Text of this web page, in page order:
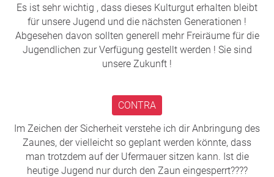
Die kürzlich vorgeschlagene Notlösung der Stadt
setzt den Pfusch am Sonnendeck noch weiter fort.
Statt die Promenade unnötig für eine halbe Million
Euro abzugraben, nur damit auf 25m mitten im
Sonnendeck doch wieder eine Absturzsicherung
☀️ Unsere Petition - wir alle gemeinsam - fordern
eine Lösung, die es uns wieder ermöglicht, wie
gehabt auf der Mauer sitzen können - auf
Eigenverantwortung - und die letzten
Sonnenstrahlen am Inn mit Freunden und kühlen
Es ist sehr wichtig , dass dieses Kulturgut erhalten bleibt
für unsere Jugend und die nächsten Generationen !
Abgesehen davon sollten generell mehr Freiräume für die
Jugendlichen zur Verfügung gestellt werden ! Sie sind
unsere Zukunft !
CONTRA
Im Zeichen der Sicherheit verstehe ich dir Anbringung des
Zaunes, der vielleicht so geplant werden könnte, dass
man trotzdem auf der Ufermauer sitzen kann. Ist die
heutige Jugend nur durch den Zaun eingesperrt????